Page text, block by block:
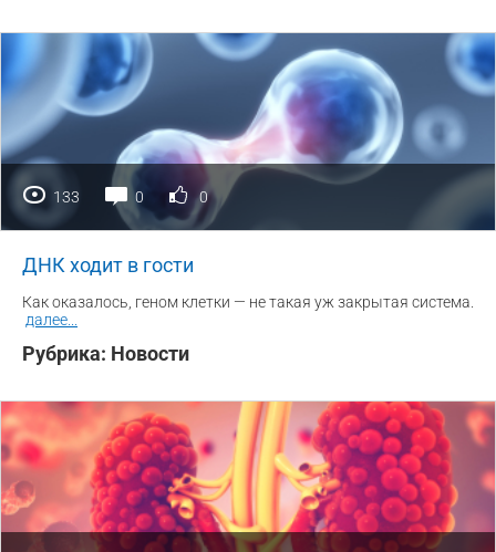
133 0 0
ДНК ходит в гости
Как оказалось, геном клетки — не такая уж закрытая система.
далее
Рубрика: Новости